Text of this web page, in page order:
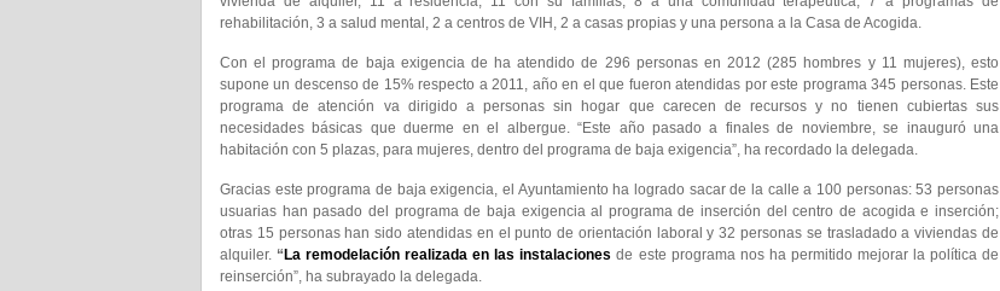
rehabilitación, 3 a salud mental, 2 a centros de VIH, 2 a casas propias y una persona a la Casa de Acogida.
Con el programa de baja exigencia de ha atendido de 296 personas en 2012 (285 hombres y 11 mujeres), esto
supone un descenso de 15% respecto a 2011, año en el que fueron atendidas por este programa 345 personas. Este
programa de atención va dirigido a personas sin hogar que carecen de recursos y no tienen cubiertas sus
necesidades básicas que duerme en el albergue. “Este año pasado a finales de noviembre, se inauguró una
habitación con 5 plazas, para mujeres, dentro del programa de baja exigencia”, ha recordado la delegada.
Gracias este programa de baja exigencia, el Ayuntamiento ha logrado sacar de la calle a 100 personas: 53 personas
usuarias han pasado del programa de baja exigencia al programa de inserción del centro de acogida e inserción;
otras 15 personas han sido atendidas en el punto de orientación laboral y 32 personas se trasladado a viviendas de
alquiler. “ La remodelación realizada en las instalaciones de este programa nos ha permitido mejorar la política de
reinserción”, ha subrayado la delegada.